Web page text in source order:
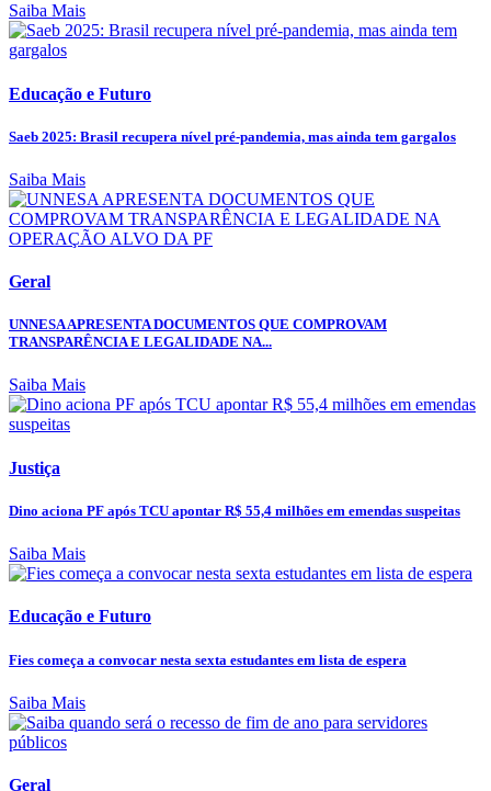
Saiba Mais
Educação e Futuro
Saeb 2025: Brasil recupera nível pré-pandemia, mas ainda tem gargalos
Saiba Mais
Geral
UNNESA APRESENTA DOCUMENTOS QUE COMPROVAM
TRANSPARÊNCIA E LEGALIDADE NA...
Saiba Mais
Justiça
Dino aciona PF após TCU apontar R$ 55,4 milhões em emendas suspeitas
Saiba Mais
Educação e Futuro
Fies começa a convocar nesta sexta estudantes em lista de espera
Saiba Mais
Geral